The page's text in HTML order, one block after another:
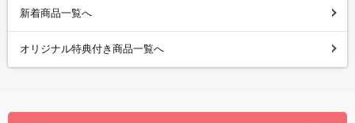
新着商品一覧へ
オリジナル特典付き商品一覧へ